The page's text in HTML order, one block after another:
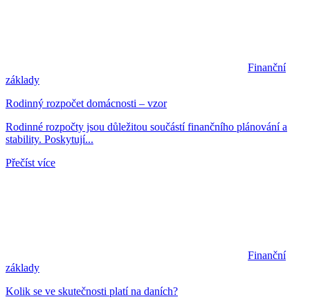
Finanční
základy
Rodinný rozpočet domácnosti – vzor
Rodinné rozpočty jsou důležitou součástí finančního plánování a
stability. Poskytují...
Přečíst více
Finanční
základy
Kolik se ve skutečnosti platí na daních?